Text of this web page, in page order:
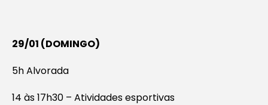
29/01 (DOMINGO)
5h Alvorada
14 às 17h30 – Atividades esportivas